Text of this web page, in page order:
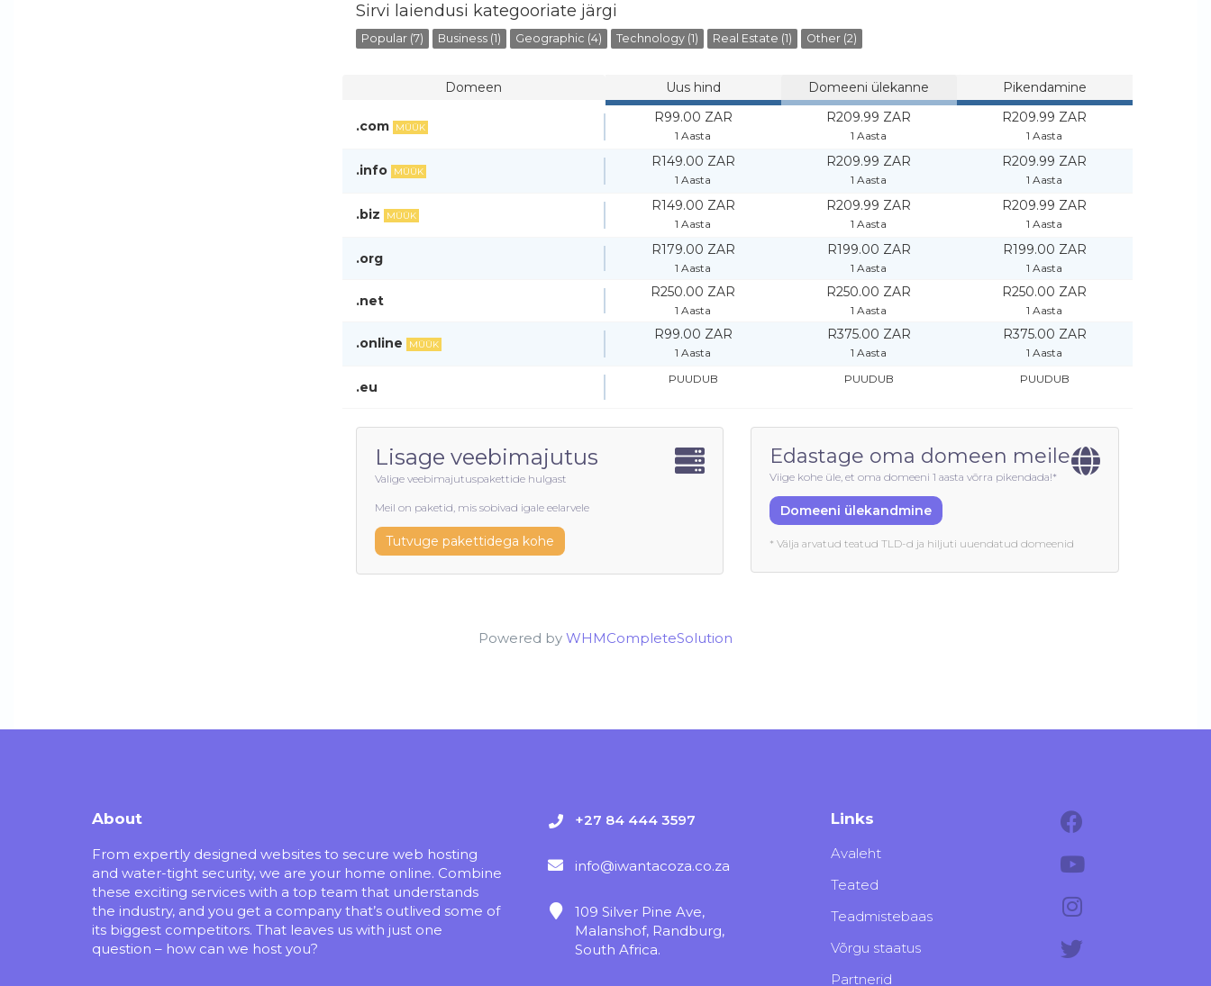
Sirvi laiendusi kategooriate järgi
Popular (7) Business (1) Geographic (4) Technology (1) Real Estate (1) Other (2)
Domeen Uus hind Domeeni ülekanne Pikendamine
.com MÜÜK
R99.00 ZAR
1 Aasta
R209.99 ZAR
1 Aasta
R209.99 ZAR
1 Aasta
.info MÜÜK
R149.00 ZAR
1 Aasta
R209.99 ZAR
1 Aasta
R209.99 ZAR
1 Aasta
.biz MÜÜK
R149.00 ZAR
1 Aasta
R209.99 ZAR
1 Aasta
R209.99 ZAR
1 Aasta
.org
R179.00 ZAR
1 Aasta
R199.00 ZAR
1 Aasta
R199.00 ZAR
1 Aasta
.net
R250.00 ZAR
1 Aasta
R250.00 ZAR
1 Aasta
R250.00 ZAR
1 Aasta
.online MÜÜK
R99.00 ZAR
1 Aasta
R375.00 ZAR
1 Aasta
R375.00 ZAR
1 Aasta
.eu
PUUDUB PUUDUB PUUDUB
Lisage veebimajutus
Valige veebimajutuspakettide hulgast
Meil on paketid, mis sobivad igale eelarvele
Tutvuge pakettidega kohe
Edastage oma domeen meile
Viige kohe üle, et oma domeeni 1 aasta võrra pikendada!*
Domeeni ülekandmine
* Välja arvatud teatud TLD-d ja hiljuti uuendatud domeenid
Powered by WHMCompleteSolution
About
From expertly designed websites to secure web hosting
and water-tight security, we are your home online. Combine
these exciting services with a top team that understands
the industry, and you get a company that’s outlived some of
its biggest competitors. That leaves us with just one
question – how can we host you?
+27 84 444 3597
info@iwantacoza.co.za
109 Silver Pine Ave,
Malanshof, Randburg,
South Africa.
Links
Avaleht
Teated
Teadmistebaas
Võrgu staatus
Partnerid